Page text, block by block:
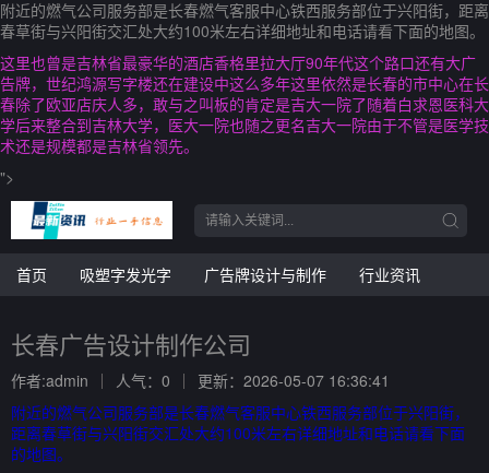
附近的燃气公司服务部是长春燃气客服中心铁西服务部位于兴阳街，距离
春草街与兴阳街交汇处大约100米左右详细地址和电话请看下面的地图。
这里也曾是吉林省最豪华的酒店香格里拉大厅90年代这个路口还有大广
告牌，世纪鸿源写字楼还在建设中这么多年这里依然是长春的市中心在长
春除了欧亚店庆人多，敢与之叫板的肯定是吉大一院了随着白求恩医科大
学后来整合到吉林大学，医大一院也随之更名吉大一院由于不管是医学技
术还是规模都是吉林省领先。
">
首页 吸塑字发光字 广告牌设计与制作 行业资讯
长春广告设计制作公司
作者:admin 人气：0
更新：2026-05-07 16:36:41
附近的燃气公司服务部是长春燃气客服中心铁西服务部位于兴阳街，
距离春草街与兴阳街交汇处大约100米左右详细地址和电话请看下面
的地图。